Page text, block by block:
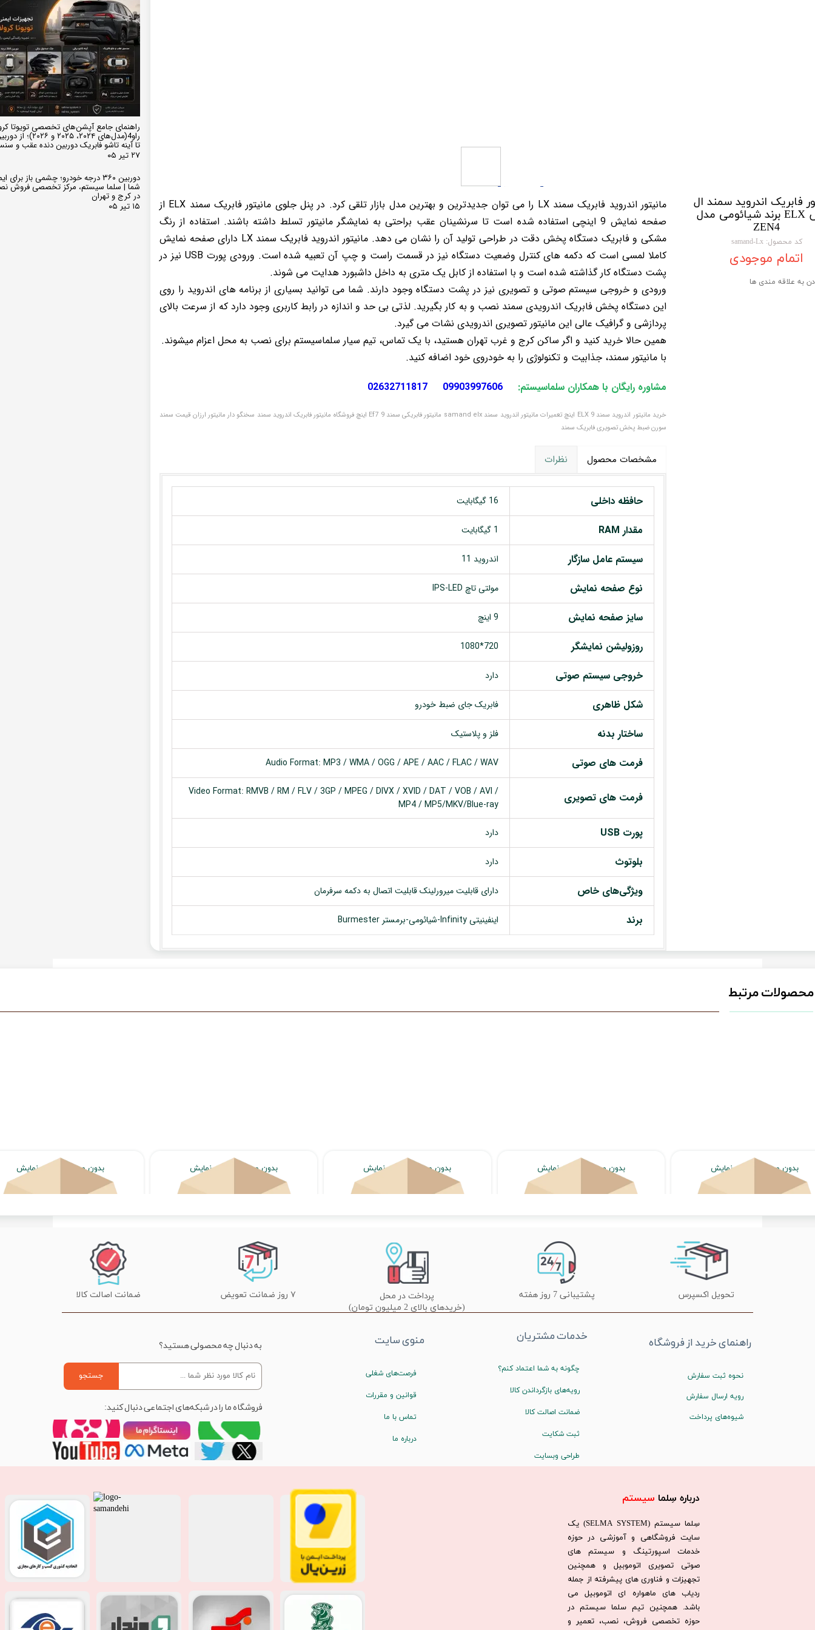
مرسدس بنز MERCEDES BENZ طاقچه MDF و 3D عقب خودرو
فابریک اندروید سمند ال
ایکس ELX برند شیائومی مدل
ZEN4
کد محصول: samand-Lx
اتمام موجودی
به علاقه مندی ها
مانیتور اندروید فابریک سمند LX را می توان جدیدترین و بهترین مدل بازار تلقی کرد. در پنل جلوی مانیتور فابریک سمند ELX از
صفحه نمایش 9 اینچی استفاده شده است تا سرنشینان عقب براحتی به نمایشگر مانیتور تسلط داشته باشند. استفاده از رنگ
مشکی و فابریک دستگاه پخش دقت در طراحی تولید آن را نشان می دهد. مانیتور اندروید فابریک سمند LX دارای صفحه نمایش
کاملا لمسی است که دکمه های کنترل وضعیت دستگاه نیز در قسمت راست و چپ آن تعبیه شده است. ورودی پورت USB نیز در
پشت دستگاه کار گذاشته شده است و با استفاده از کابل یک متری به داخل داشبورد هدایت می شوند.
ورودی و خروجی سیستم صوتی و تصویری نیز در پشت دستگاه وجود دارند. شما می توانید بسیاری از برنامه های اندروید را روی
این دستگاه پخش فابریک اندرویدی سمند نصب و به کار بگیرید. لذتی بی حد و اندازه در رابط کاربری وجود دارد که از سرعت بالای
پردازشی و گرافیک عالی این مانیتور تصویری اندرویدی نشات می گیرد.
همین حالا خرید کنید و اگر ساکن کرج و غرب تهران هستید، با یک تماس، تیم سیار سلماسیستم برای نصب به محل اعزام میشوند.
با مانیتور سمند، جذابیت و تکنولوژی را به خودروی خود اضافه کنید.
مشاوره رایگان با همکاران سلماسیستم:
09903997606
02632711817
خرید مانیتور اندروید سمند ELX 9 اینچ تعمیرات مانیتور اندروید سمند samand elx مانیتور فابریکی سمند Ef7 9 اینچ فروشگاه مانیتور فابریک اندروید سمند سخنگو دار مانیتور ارزان قیمت سمند
سورن ضبط پخش تصویری فابریک سمند
مشخصات محصول نظرات
حافظه داخلی 16 گیگابایت
مقدار RAM 1 گیگابایت
سیستم عامل سازگار اندروید 11
نوع صفحه نمایش مولتی تاچ IPS-LED
سایز صفحه نمایش 9 اینچ
روزولیشن نمایشگر 720*1080
خروجی سیستم صوتی دارد
شکل ظاهری فابریک جای ضبط خودرو
ساختار بدنه فلز و پلاستیک
فرمت های صوتی Audio Format: MP3 / WMA / OGG / APE / AAC / FLAC / WAV
فرمت های تصویری
Video Format: RMVB / RM / FLV / 3GP / MPEG / DIVX / XVID / DAT / VOB / AVI /
MP4 / MP5/MKV/Blue-ray
پورت USB دارد
بلوتوث دارد
ویژگی‌های خاص دارای قابلیت میرورلینک قابلیت اتصال به دکمه سرفرمان
برند اینفینیتی Infinity-شیائومی-برمستر Burmester
راهنمای جامع آپشن‌های تخصصی تویوتا
تا آینه تاشو فابریک دوربین دنده عقب و
۲۷ تیر ۰۵
دوربین ۳۶۰ درجه خودرو؛ چشمی باز
شما | سلما سیستم، مرکز تخصصی فروش
در کرج و تهران
۱۵ تیر ۰۵
محصولات مرتبط
بدون محصول جهت نمایش
بدون محصول جهت نمایش
بدون محصول جهت نمایش
بدون محصول جهت نمایش
بدون محصول جهت نمایش
درباره سِلما سیستم​​​​​​​
سِلما سيستم (SELMA SYSTEM) یک
سایت فروشگاهی و آموزشی در حوزه
خدمات اسپورتینگ و سیستم های
صوتی تصویری اتوموبیل و همچنین
تجهیزات و فناوری های پیشرفته از جمله
ردیاب های ماهواره ای اتوموبیل می
باشد. همچنين تيم سلما سيستم در
حوزه تخصصی فروش، نصب، تعمير و
تحویل اکسپرس پشتیبانی 7 روز هفته
پرداخت در محل
(خریدهای بالای 2 میلیون تومان)
۷ روز ضمانت تعویض ضمانت اصالت کالا
راهنمای خرید از فروشگاه
نحوه ثبت سفارش
رویه ارسال سفارش
شیوه‌های پرداخت
خدمات مشتریان
چگونه به شما اعتماد کنم؟
رویه‌های بازگرداندن کالا
ضمانت اصالت کالا
ثبت شکایت
طراحی وبسایت
منوی سایت
فرصت‌های شغلی
قوانین و مقررات
تماس با ما
درباره ما
به دنبال چه محصولی هستید؟
جستجو
فروشگاه ما را در شبکه‌های اجتماعی دنبال کنید: